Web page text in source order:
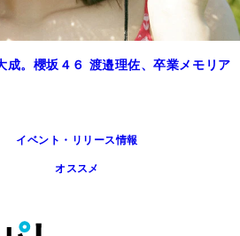
成。櫻坂４６ 渡邉理佐、卒業メモリア
イベント・リリース情報
オススメ